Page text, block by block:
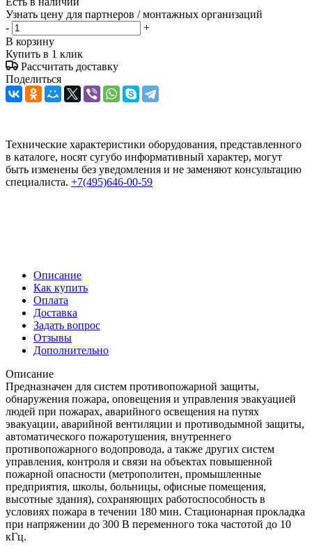
Узнать цену для партнеров / монтажных организаций
-
+
В корзину
Купить в 1 клик
Рассчитать доставку
Поделиться
Технические характеристики оборудования, представленного
в каталоге, носят сугубо информативный характер, могут
быть изменены без уведомления и не заменяют консультацию
специалиста. +7(495)646-00-59
Описание
Как купить
Оплата
Доставка
Задать вопрос
Отзывы
Дополнительно
Описание
Предназначен для систем противопожарной защиты,
обнаружения пожара, оповещения и управления эвакуацией
людей при пожарах, аварийного освещения на путях
эвакуации, аварийной вентиляции и противодымной защиты,
автоматического пожаротушения, внутреннего
противопожарного водопровода, а также других систем
управления, контроля и связи на объектах повышенной
пожарной опасности (метрополитен, промышленные
предприятия, школы, больницы, офисные помещения,
высотные здания), сохраняющих работоспособность в
условиях пожара в течении 180 мин. Стационарная прокладка
при напряжении до 300 В переменного тока частотой до 10
кГц.